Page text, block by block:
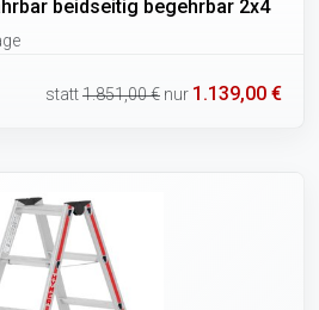
beidseitig begehrbar 2x4
statt1.851,00 € nur 1.139,00 €